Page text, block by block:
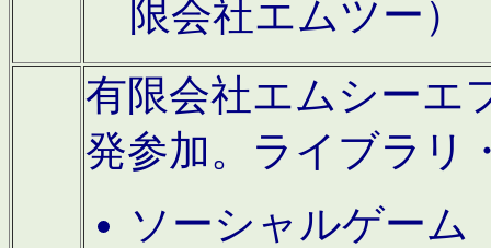
限会社エムツー）
有限会社エムシーエ
発参加。ライブラリ
ソーシャルゲーム